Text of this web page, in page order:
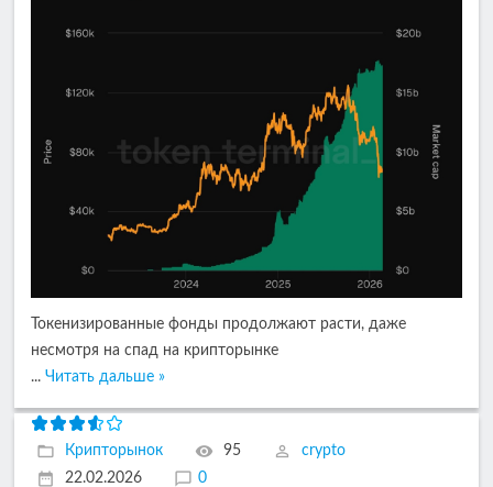
Токенизированные фонды продолжают расти, даже
несмотря на спад на крипторынке
... Читать дальше »
Крипторынок 95
crypto
22.02.2026
0